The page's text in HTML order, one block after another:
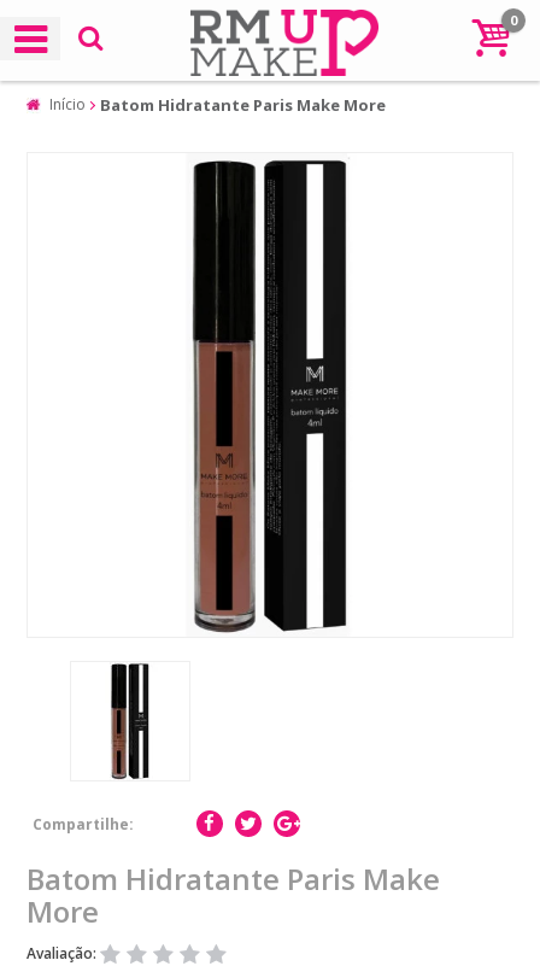
0
Início Batom Hidratante Paris Make More
Compartilhe:
Batom Hidratante Paris Make
More
Avaliação: